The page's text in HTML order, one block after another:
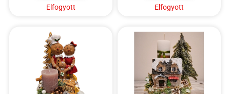
Elfogyott
Elfogyott